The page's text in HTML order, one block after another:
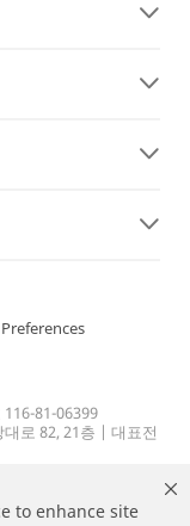
to enhance site
81-06399
로 82, 21층 | 대표전